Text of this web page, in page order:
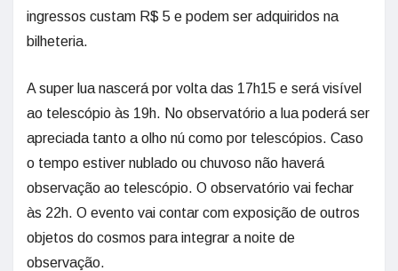
ingressos custam R$ 5 e podem ser adquiridos na
bilheteria.
A super lua nascerá por volta das 17h15 e será visível
ao telescópio às 19h. No observatório a lua poderá ser
apreciada tanto a olho nú como por telescópios. Caso
o tempo estiver nublado ou chuvoso não haverá
observação ao telescópio. O observatório vai fechar
às 22h. O evento vai contar com exposição de outros
objetos do cosmos para integrar a noite de
observação.